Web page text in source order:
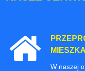
W naszej